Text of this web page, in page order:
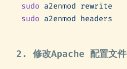
sudo a2enmod rewrite
sudo a2enmod headers
2. 修改Apache 配置文件